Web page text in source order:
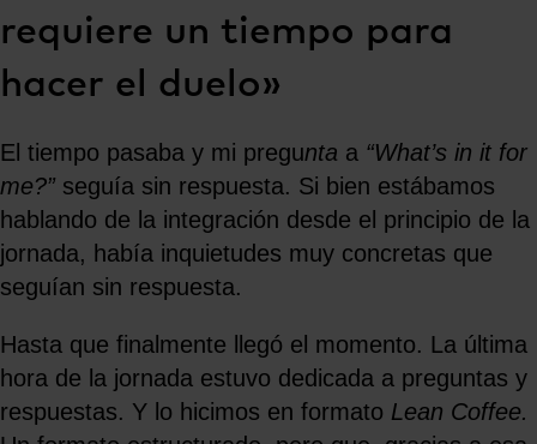
requiere un tiempo para
hacer el duelo»
El tiempo pasaba y mi pregunta a “What’s in it for
me?” seguía sin respuesta. Si bien estábamos
hablando de la integración desde el principio de la
jornada, había inquietudes muy concretas que
seguían sin respuesta.
Hasta que finalmente llegó el momento. La última
hora de la jornada estuvo dedicada a preguntas y
respuestas. Y lo hicimos en formato Lean Coffee.